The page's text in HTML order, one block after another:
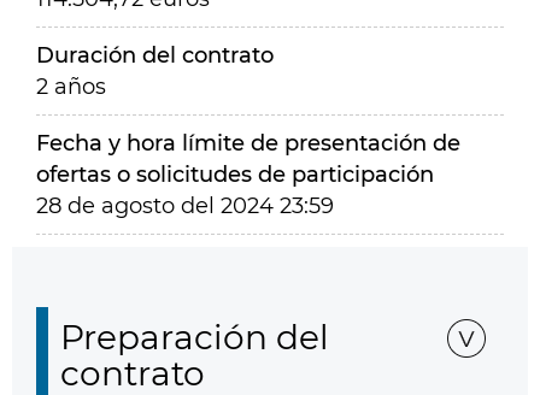
Duración del contrato
2 años
Fecha y hora límite de presentación de
ofertas o solicitudes de participación
28 de agosto del 2024 23:59
Preparación del
contrato